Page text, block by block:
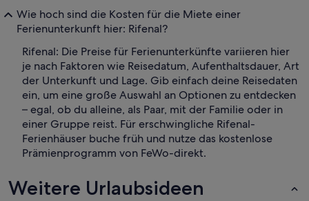
Wie hoch sind die Kosten für die Miete einer
Ferienunterkunft hier: Rifenal?
Rifenal: Die Preise für Ferienunterkünfte variieren hier
je nach Faktoren wie Reisedatum, Aufenthaltsdauer, Art
der Unterkunft und Lage. Gib einfach deine Reisedaten
ein, um eine große Auswahl an Optionen zu entdecken
– egal, ob du alleine, als Paar, mit der Familie oder in
einer Gruppe reist. Für erschwingliche Rifenal-
Ferienhäuser buche früh und nutze das kostenlose
Prämienprogramm von FeWo-direkt.
Weitere Urlaubsideen